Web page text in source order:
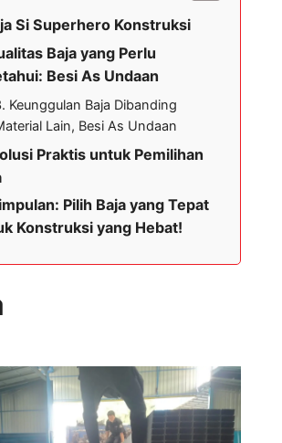
Si Superhero Konstruksi
Baja yang Perlu
Besi As Undaan
Keunggulan Baja Dibanding
Lain, Besi As Undaan
Praktis untuk Pemilihan
Pilih Baja yang Tepat
Konstruksi yang Hebat!